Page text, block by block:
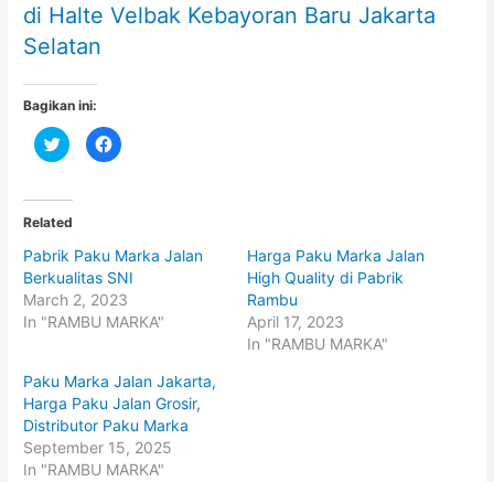
di Halte Velbak Kebayoran Baru Jakarta
Selatan
Bagikan ini:
C
l
t
o
s
h
a
r
e
o
n
T
t
e
r
(
O
p
e
n
C
l
h
a
r
e
o
n
F
b
o
o
k
(
O
p
e
Related
Pabrik Paku Marka Jalan
Berkualitas SNI
March 2, 2023
In "RAMBU MARKA"
Harga Paku Marka Jalan
High Quality di Pabrik
Rambu
April 17, 2023
In "RAMBU MARKA"
Paku Marka Jalan Jakarta,
Harga Paku Jalan Grosir,
Distributor Paku Marka
September 15, 2025
In "RAMBU MARKA"